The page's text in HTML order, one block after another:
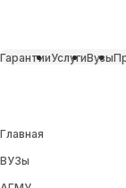
ГарантииУслугиВузы
Главная
ВУЗы